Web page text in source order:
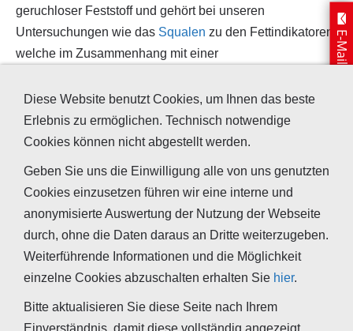
geruchloser Feststoff und gehört bei unseren
Untersuchungen wie das Squalen zu den Fettindikatoren,
welche im Zusammenhang mit einer
Zubereitung von Essen, also auf das Nutzerverhalten,
zurückzuführen sind.
Summenformel
Alternative
Bezeichnungen
C₂₇H ₄₆O
- Cholesterin
- Cholest-5-en-3β-ol
- 5-Cholesten-3β-ol
E-Mail schreiben
Diese Website benutzt Cookies, um Ihnen das beste
Erlebnis zu ermöglichen. Technisch notwendige
Cookies können nicht abgestellt werden.
Geben Sie uns die Einwilligung alle von uns genutzten
Cookies einzusetzen führen wir eine interne und
anonymisierte Auswertung der Nutzung der Webseite
durch, ohne die Daten daraus an Dritte weiterzugeben.
Weiterführende Informationen und die Möglichkeit
einzelne Cookies abzuschalten erhalten Sie hier.
Bitte aktualisieren Sie diese Seite nach Ihrem
Einverständnis, damit diese vollständig angezeigt